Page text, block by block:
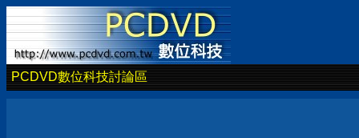
PCDVD數位科技討論區